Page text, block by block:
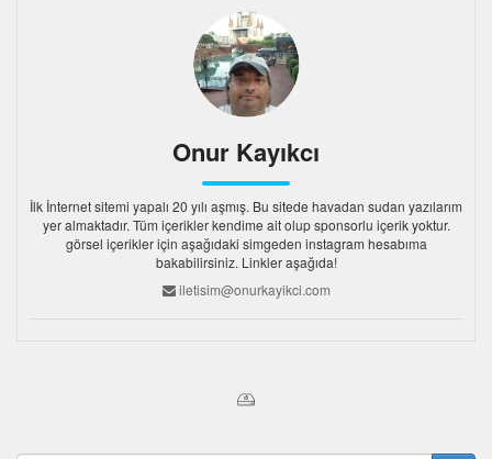
Onur Kayıkcı
İlk İnternet sitemi yapalı 20 yılı aşmış. Bu sitede havadan sudan yazılarım
yer almaktadır. Tüm içerikler kendime ait olup sponsorlu içerik yoktur.
görsel içerikler için aşağıdaki simgeden instagram hesabıma
bakabilirsiniz. Linkler aşağıda!
iletisim@onurkayikci.com